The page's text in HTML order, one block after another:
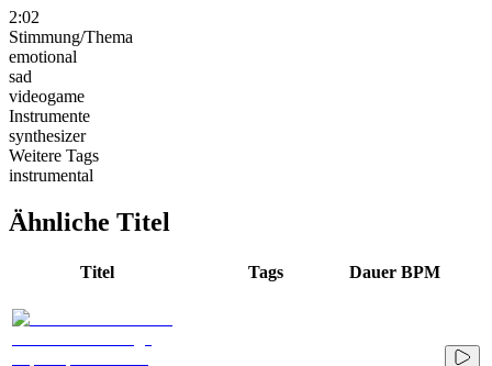
2:02
Stimmung/Thema
emotional
sad
videogame
Instrumente
synthesizer
Weitere Tags
instrumental
Ähnliche Titel
Titel Tags Dauer BPM